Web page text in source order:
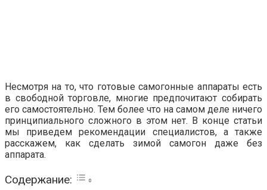
Несмотря на то, что готовые самогонные аппараты есть
в свободной торговле, многие предпочитают собирать
его самостоятельно. Тем более что на самом деле ничего
принципиального сложного в этом нет. В конце статьи
мы приведем рекомендации специалистов, а также
расскажем, как сделать зимой самогон даже без
аппарата.
Содержание: